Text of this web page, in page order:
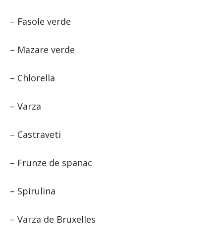
– Fasole verde
– Mazare verde
– Chlorella
– Varza
– Castraveti
– Frunze de spanac
– Spirulina
– Varza de Bruxelles